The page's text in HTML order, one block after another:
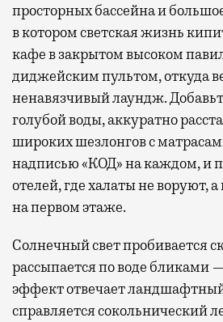
просторных бассейна и
в котором светская жизнь
кафе в закрытом высоком
диджейским пультом, откуда
ненавязчивый лаундж.
голубой воды, аккуратно
широких шезлонгов с
надписью «КОД» на каждом, и
отелей, где халаты не воруют,
на первом этаже.
Солнечный свет пробивается
рассыпается по воде бликами
эффект отвечает
справляется сокольнический